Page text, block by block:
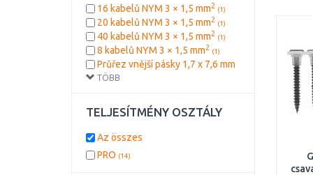
TÖBB
16 kabelů NYM 3 × 1,5 mm2 (1)
20 kabelů NYM 3 × 1,5 mm2 (1)
40 kabelů NYM 3 × 1,5 mm2 (1)
8 kabelů NYM 3 × 1,5 mm2 (1)
Průřez vnější pásky 1,7 x 7,6 mm
(1)
Rozsah průměrů 32-63 mm(1)
TELJESÍTMÉNY OSZTÁLY
Az összes
PRO (14)